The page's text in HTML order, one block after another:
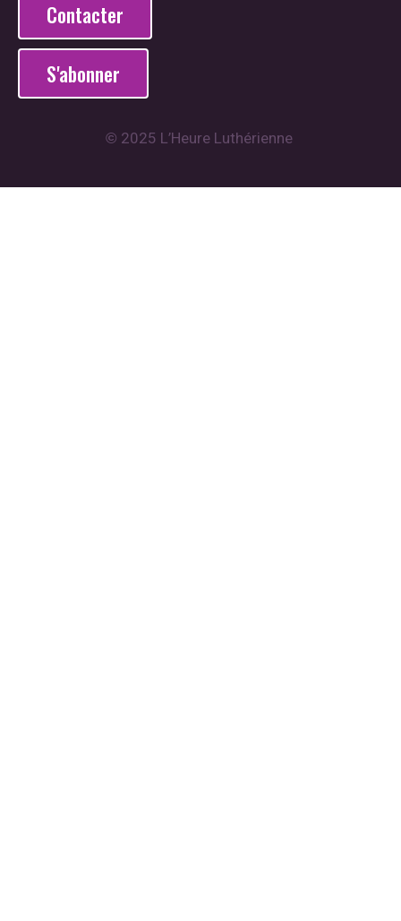
Contacter
S'abonner
© 2025 L’Heure Luthérienne